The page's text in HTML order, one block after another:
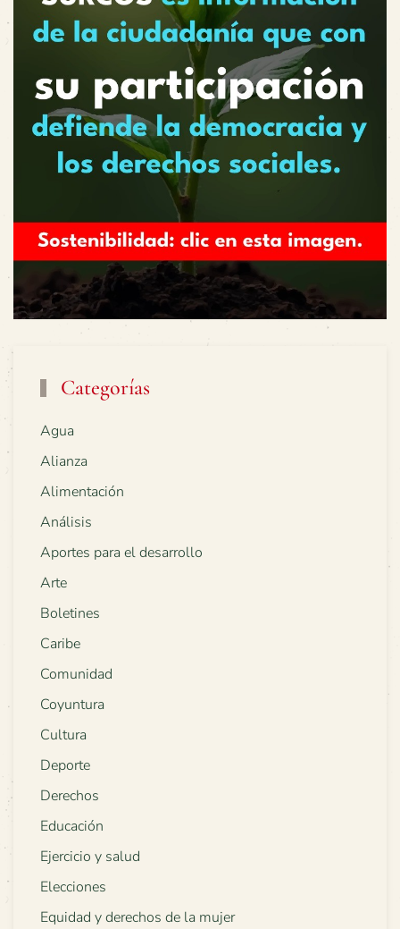
Categorías
Agua
Alianza
Alimentación
Análisis
Aportes para el desarrollo
Arte
Boletines
Caribe
Comunidad
Coyuntura
Cultura
Deporte
Derechos
Educación
Ejercicio y salud
Elecciones
Equidad y derechos de la mujer